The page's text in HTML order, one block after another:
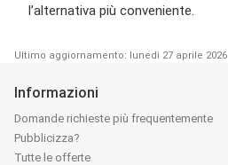
l’alternativa più conveniente.
Ultimo aggiornamento: lunedì 27 aprile 2026
Informazioni
Domande richieste più frequentemente
Pubblicizza?
Tutte le offerte